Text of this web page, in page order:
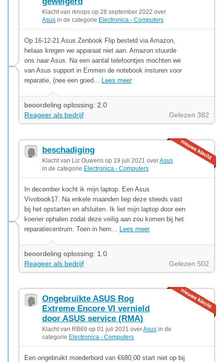
Klacht van rknops op 28 september 2022 over
Asus in de categorie Electronica - Computers
Op 16-12-21 Asus Zenbook Flip besteld via Amazon,
helaas kregen we apparaat niet aan. Amazon stuurde
ons naar Asus. Na een aantal telefoontjes mochten we
van Asus support in Emmen de notebook insturen voor
reparatie, (nee een goed... Lees meer
beoordeling oplossing: 2.0
Reageer als bedrijf
Gelezen 382
beschadiging
Klacht van Liz Ouwens op 19 juli 2021 overAsus
in de categorie Electronica - Computers
In december kocht ik mijn laptop. Een Asus
Vivobook17. Na enkele maanden liep deze steeds vast
bij het opstarten en afsluiten. Ik liet mijn laptop door een
koerier ophalen zodat deze veilig aan zou komen bij het
reparatiecentrum. Toen in hem... Lees meer
beoordeling oplossing: 1.0
Reageer als bedrijf
Gelezen 502
Ongebruikte ASUS Rog
Extreme Encore VI vernield
door ASUS service (RMA)
Klacht van RB69 op 01 juli 2021 overAsus in de
categorie Electronica - Computers
Een ongebruikt moederbord van €680,00 start niet op bij